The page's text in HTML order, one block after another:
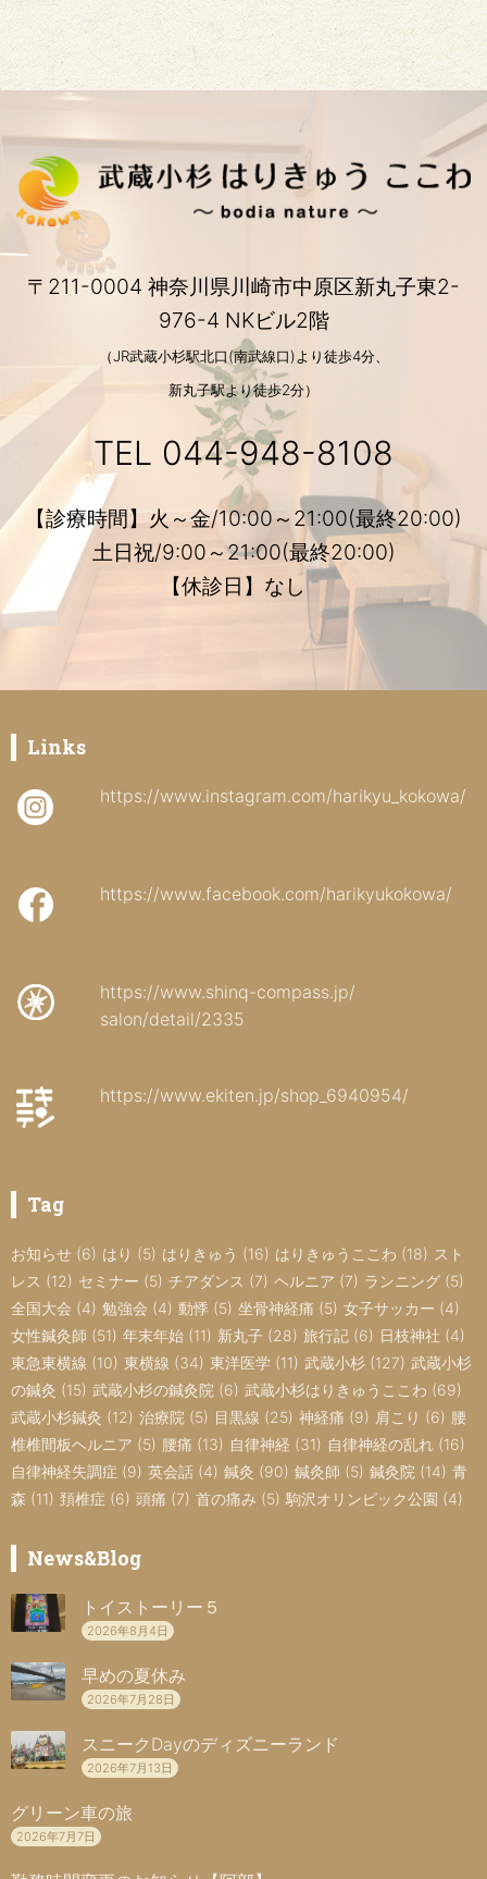
〒211-0004 神奈川県川崎市中原区新丸子東2-
976-4 NKビル2階
（JR武蔵小杉駅北口(南武線口)より徒歩4分、
新丸子駅より徒歩2分）
TEL 044-948-8108
【診療時間】火～金/10:00～21:00(最終20:00)
土日祝/9:00～21:00(最終20:00)
【休診日】なし
Links
https://www.instagram.com/harikyu_kokowa/
https://www.facebook.com/harikyukokowa/
https://www.shinq-compass.jp/
salon/detail/2335
https://www.ekiten.jp/shop_6940954/
Tag
お知らせ (6) はり (5) はりきゅう (16) はりきゅうここわ (18) スト
レス (12) セミナー (5) チアダンス (7) ヘルニア (7) ランニング (5)
全国大会 (4) 勉強会 (4) 動悸 (5) 坐骨神経痛 (5) 女子サッカー (4)
女性鍼灸師 (51) 年末年始 (11) 新丸子 (28) 旅行記 (6) 日枝神社 (4)
東急東横線 (10) 東横線 (34) 東洋医学 (11) 武蔵小杉 (127) 武蔵小杉
の鍼灸 (15) 武蔵小杉の鍼灸院 (6) 武蔵小杉はりきゅうここわ (69)
武蔵小杉鍼灸 (12) 治療院 (5) 目黒線 (25) 神経痛 (9) 肩こり (6) 腰
椎椎間板ヘルニア (5) 腰痛 (13) 自律神経 (31) 自律神経の乱れ (16)
自律神経失調症 (9) 英会話 (4) 鍼灸 (90) 鍼灸師 (5) 鍼灸院 (14) 青
森 (11) 頚椎症 (6) 頭痛 (7) 首の痛み (5) 駒沢オリンピック公園 (4)
News&Blog
トイストーリー５
2026年8月4日
早めの夏休み
2026年7月28日
スニークDayのディズニーランド
2026年7月13日
グリーン車の旅
2026年7月7日